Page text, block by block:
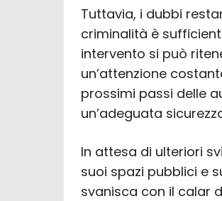
Tuttavia, i dubbi
criminalità è
intervento si può
un’attenzione
prossimi passi delle
un’adeguata
In attesa di ulteriori
suoi spazi pubblici e
svanisca con il calar